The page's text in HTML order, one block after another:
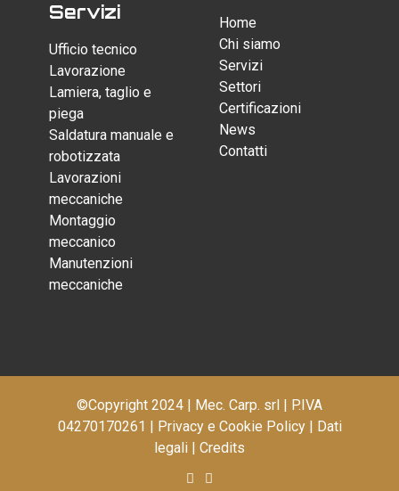
Servizi
Ufficio tecnico
Lavorazione
Lamiera, taglio e
piega
Saldatura manuale e
robotizzata
Lavorazioni
meccaniche
Montaggio
meccanico
Manutenzioni
meccaniche
Home
Chi siamo
Servizi
Settori
Certificazioni
News
Contatti
©Copyright 2024 | Mec. Carp. srl | P.IVA
04270170261 | Privacy e Cookie Policy| Dati
legali | Credits